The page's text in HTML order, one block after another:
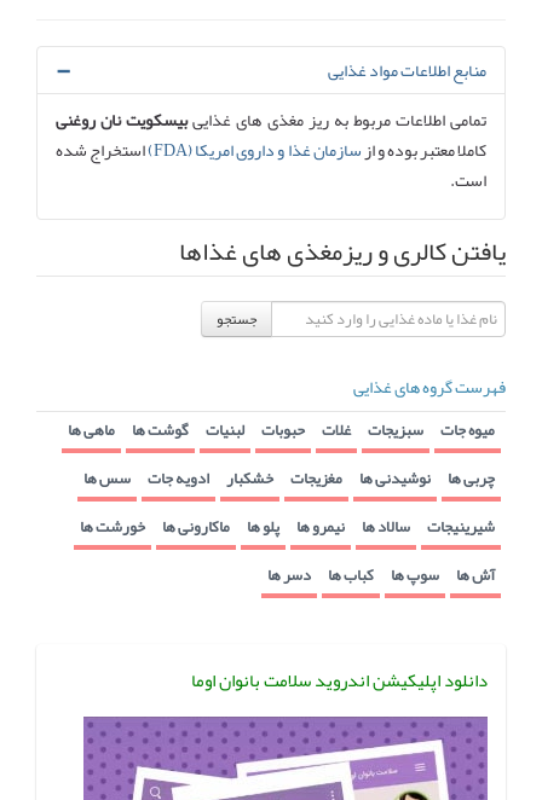
منابع اطلاعات مواد غذایی
تمامی اطلاعات مربوط به ریز مغذی های غذاییبیسکویت نان روغنی
کاملا معتبر بوده و ازسازمان غذا و داروی امریکا (FDA)
استخراج شده
است.
یافتن کالری و ریزمغذی های غذاها
جستجو
فهرست گروه های غذایی
میوه جات سبزیجات غلات حبوبات لبنیات گوشت ها ماهی ها
چربی ها نوشیدنی ها مغزیجات خشکبار ادویه جات سس ها
شیرینیجات سالاد ها نیمرو ها پلو ها ماکارونی ها خورشت ها
آش ها سوپ ها کباب ها دسر ها
دانلود اپلیکیشن اندروید سلامت بانوان اوما